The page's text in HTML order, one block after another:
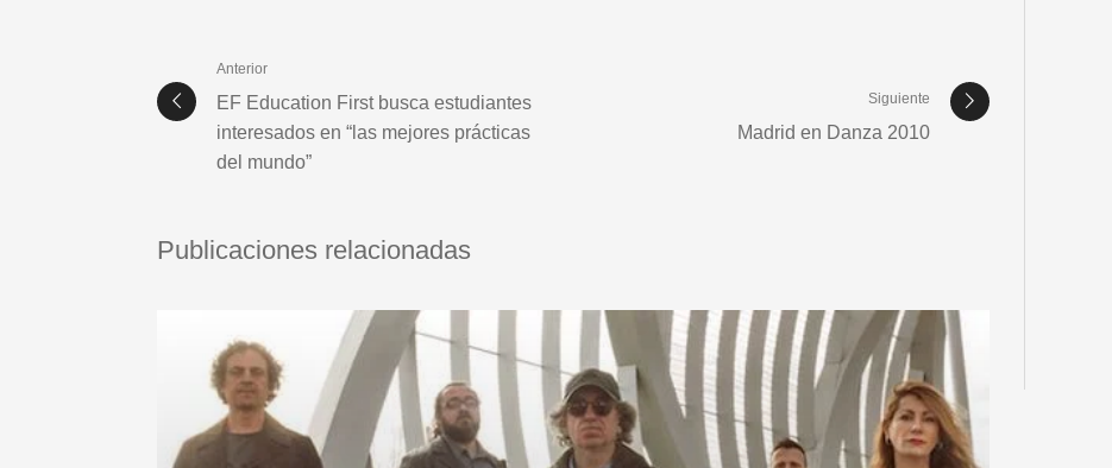
Anterior
EF Education First busca estudiantes
interesados en “las mejores prácticas
del mundo”
Siguiente
Madrid en Danza 2010
Publicaciones relacionadas